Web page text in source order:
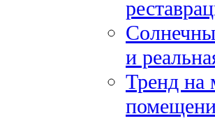
и
Тренд на